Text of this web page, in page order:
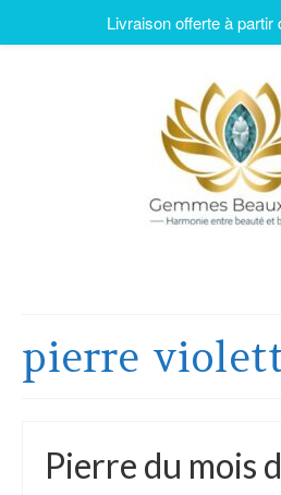
pierre
Pierre du mois
Livraison offerte à partir